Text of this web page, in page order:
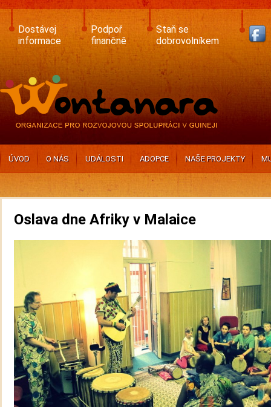
Skip
main
content
Dostávej
informace
Podpoř
finančně
Staň se
dobrovolníkem
ÚVOD O NÁS UDÁLOSTI ADOPCE NAŠE PROJEKTY
Oslava dne Afriky v Malaice